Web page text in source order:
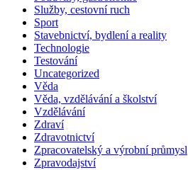
Služby, cestovní ruch
Sport
Stavebnictví, bydlení a reality
Technologie
Testování
Uncategorized
Věda
Věda, vzdělávání a školství
Vzdělávání
Zdraví
Zdravotnictví
Zpracovatelský a výrobní průmysl
Zpravodajství